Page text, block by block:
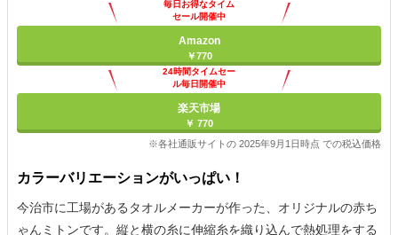
毎日お得なタイム
セール開催中
Amazon
￥770
24時間タイムセー
ル毎日開催中
楽天市場
￥ 770
※各社通販サイトの 2025年9月1日時点 での税込価格
カラーバリエーションがいっぱい！
今治市に工場があるタオルメーカーが作った、オリジナルの赤ち
ゃんミトンです。縦と横の糸に伸縮糸を織り込んで熱処理をする